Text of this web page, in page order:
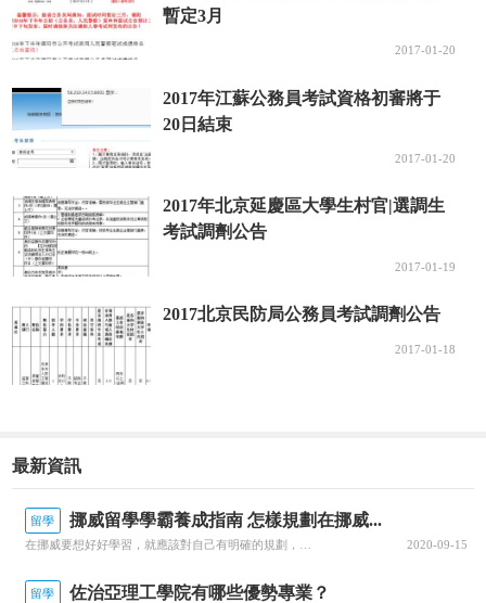
暫定3月
2017-01-20
2017年江蘇公務員考試資格初審將于
20日結束
2017-01-20
2017年北京延慶區大學生村官|選調生
考試調劑公告
2017-01-19
2017北京民防局公務員考試調劑公告
2017-01-18
最新資訊
留學 挪威留學學霸養成指南 怎樣規劃在挪威...
在挪威要想好好學習，就應該對自己有明確的規劃，每一個階段的學習都要心中有數。接下來就由為大家帶來挪威留學學霸養成指南 怎樣規劃在挪威的留學生活？一、了解階段雖然大家在申請的時候，就已經確認了自己要入讀的階段，但是大家對階段培養的目標和授課的模式，還是需要特別關注的，而且一定要有非常深入的了解，才可以... 2020-09-15
留學 佐治亞理工學院有哪些優勢專業？